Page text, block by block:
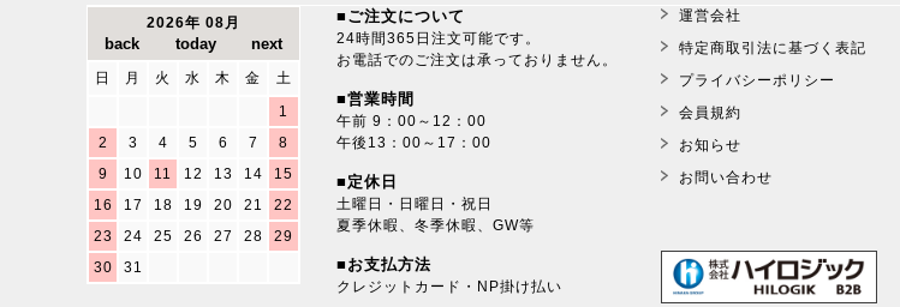
2026年 08月
日 月 火 水 木 金
土
1
2
3 4 5 6 7
8
9
10 11 12 13 14
15
16
17 18 19 20 21
22
23
24 25 26 27 28
29
30
31
■ご注文について
24時間365日注文可能です。
お電話でのご注文は承っておりません。
■営業時間
午前 9：00～12：00
午後13：00～17：00
■定休日
土曜日・日曜日・祝日
夏季休暇、冬季休暇、GW等
■お支払方法
クレジットカード・NP掛け払い
運営会社
特定商取引法に基づく表記
プライバシーポリシー
会員規約
お知らせ
お問い合わせ